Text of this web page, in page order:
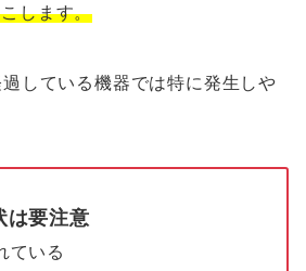
します。
している機器では特に発生しや
は要注意
ている